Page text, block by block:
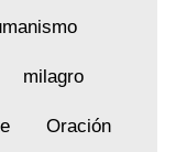
milagro
Oración